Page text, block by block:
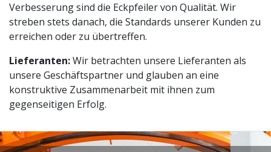
Verbesserung sind die Eckpfeiler von Qualität. Wir
streben stets danach, die Standards unserer Kunden zu
erreichen oder zu übertreffen.
Lieferanten:Wir betrachten unsere Lieferanten als
unsere Geschäftspartner und glauben an eine
konstruktive Zusammenarbeit mit ihnen zum
gegenseitigen Erfolg.